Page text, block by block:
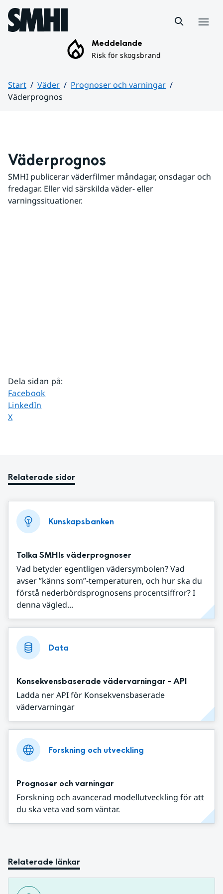
Hoppa till sidans innehåll
Meddelande
Risk för skogsbrand
Start Väder
Prognoser och varningar
Väderprognos
Väderprognos
SMHI publicerar väderfilmer måndagar, onsdagar och
fredagar. Eller vid särskilda väder- eller
varningssituationer.
Dela sidan på:
Dela sidan på
Facebook
Dela sidan på
LinkedIn
Dela sidan på
X
Relaterade sidor
Kunskapsbanken
Tolka SMHIs väderprognoser
Vad betyder egentligen vädersymbolen? Vad
avser ”känns som”-temperaturen, och hur ska du
förstå nederbördsprognosens procentsiffror? I
denna vägled...
Data
Konsekvensbaserade vädervarningar - API
Ladda ner API för Konsekvensbaserade
vädervarningar
Forskning och utveckling
Prognoser och varningar
Forskning och avancerad modellutveckling för att
du ska veta vad som väntar.
Relaterade länkar